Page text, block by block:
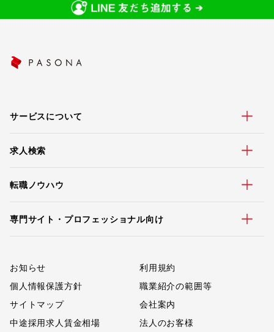
サービスについて
求人検索
転職ノウハウ
専門サイト・プロフェッショナル向け
お知らせ
利用規約
個人情報保護方針
職業紹介の範囲等
サイトマップ
会社案内
中途採用求人賃金相場
法人のお客様